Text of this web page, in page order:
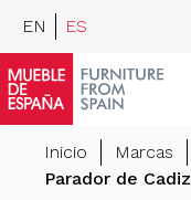
EN ES
Inicio Marcas
Parador de Cadiz